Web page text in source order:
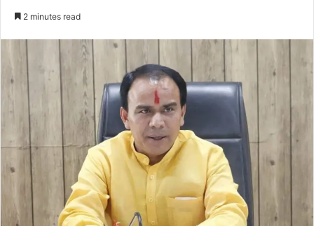
n
e
m
a
2 minutes read